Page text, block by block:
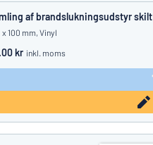
af brandslukningsudstyr skilt
x 100 mm, Vinyl
kr inkl. moms